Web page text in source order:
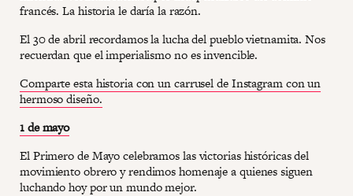
francés. La historia le daría la razón.
El 30 de abril recordamos la lucha del pueblo vietnamita. Nos
recuerdan que el imperialismo no es invencible.
Comparte esta historia con un carrusel de Instagram con un
hermoso diseño.
1 de mayo
El Primero de Mayo celebramos las victorias históricas del
movimiento obrero y rendimos homenaje a quienes siguen
luchando hoy por un mundo mejor.